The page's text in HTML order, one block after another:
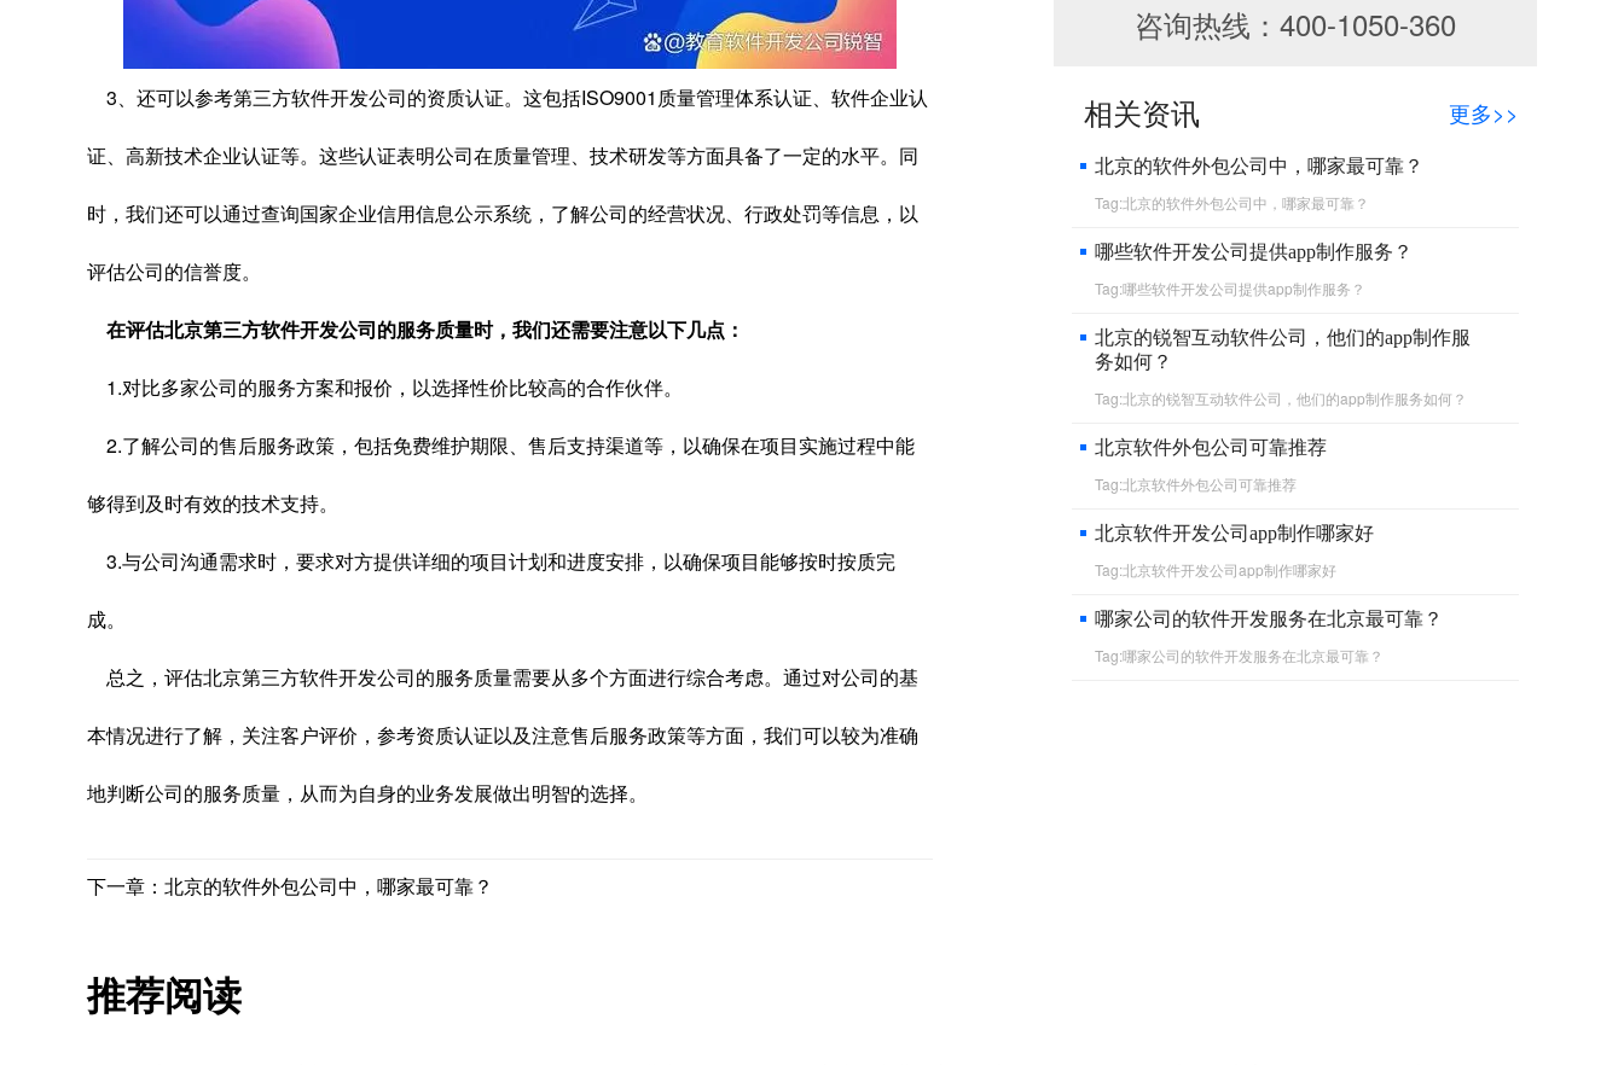
3、还可以参考第三方软件开发公司的资质认证。这包括ISO9001质量管理体系认证、软件企业认
证、高新技术企业认证等。这些认证表明公司在质量管理、技术研发等方面具备了一定的水平。同
时，我们还可以通过查询国家企业信用信息公示系统，了解公司的经营状况、行政处罚等信息，以
评估公司的信誉度。
在评估北京第三方软件开发公司的服务质量时，我们还需要注意以下几点：
1.对比多家公司的服务方案和报价，以选择性价比较高的合作伙伴。
2.了解公司的售后服务政策，包括免费维护期限、售后支持渠道等，以确保在项目实施过程中能
够得到及时有效的技术支持。
3.与公司沟通需求时，要求对方提供详细的项目计划和进度安排，以确保项目能够按时按质完
成。
总之，评估北京第三方软件开发公司的服务质量需要从多个方面进行综合考虑。通过对公司的基
本情况进行了解，关注客户评价，参考资质认证以及注意售后服务政策等方面，我们可以较为准确
地判断公司的服务质量，从而为自身的业务发展做出明智的选择。
下一章：北京的软件外包公司中，哪家最可靠？
咨询热线：400-1050-360
相关资讯 更多>>
北京的软件外包公司中，哪家最可靠？
Tag:北京的软件外包公司中，哪家最可靠？
哪些软件开发公司提供app制作服务？
Tag:哪些软件开发公司提供app制作服务？
北京的锐智互动软件公司，他们的app制作服
务如何？
Tag:北京的锐智互动软件公司，他们的app制作服务如何？
北京软件外包公司可靠推荐
Tag:北京软件外包公司可靠推荐
北京软件开发公司app制作哪家好
Tag:北京软件开发公司app制作哪家好
哪家公司的软件开发服务在北京最可靠？
Tag:哪家公司的软件开发服务在北京最可靠？
推荐阅读